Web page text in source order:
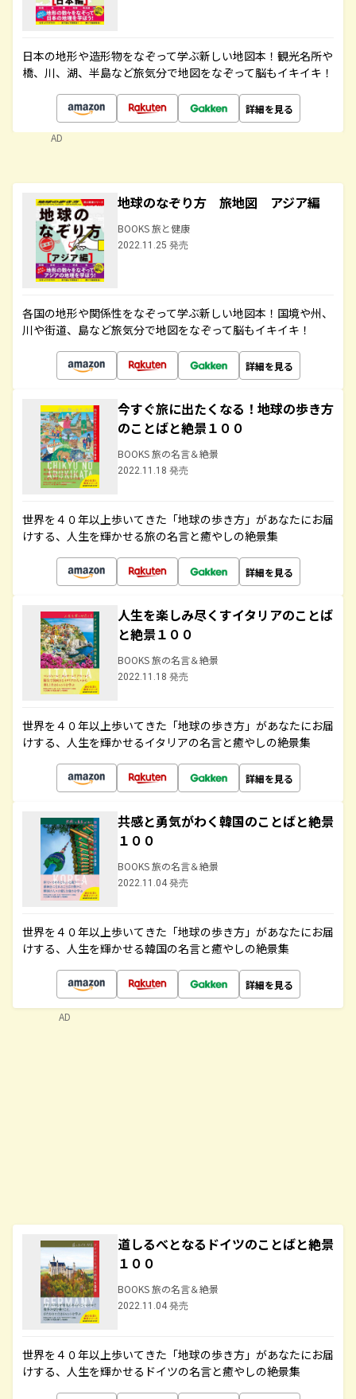
日本の地形や造形物をなぞって学ぶ新しい地図本！観光名所や
橋、川、湖、半島など旅気分で地図をなぞって脳もイキイキ！
詳細を見る
AD
地球のなぞり方 旅地図 アジア編
BOOKS 旅と健康
2022.11.25 発売
各国の地形や関係性をなぞって学ぶ新しい地図本！国境や州、
川や街道、島など旅気分で地図をなぞって脳もイキイキ！
詳細を見る
今すぐ旅に出たくなる！地球の歩き方
のことばと絶景１００
BOOKS 旅の名言＆絶景
2022.11.18 発売
世界を４０年以上歩いてきた「地球の歩き方」があなたにお届
けする、人生を輝かせる旅の名言と癒やしの絶景集
詳細を見る
人生を楽しみ尽くすイタリアのことば
と絶景１００
BOOKS 旅の名言＆絶景
2022.11.18 発売
世界を４０年以上歩いてきた「地球の歩き方」があなたにお届
けする、人生を輝かせるイタリアの名言と癒やしの絶景集
詳細を見る
共感と勇気がわく韓国のことばと絶景
１００
BOOKS 旅の名言＆絶景
2022.11.04 発売
世界を４０年以上歩いてきた「地球の歩き方」があなたにお届
けする、人生を輝かせる韓国の名言と癒やしの絶景集
詳細を見る
道しるべとなるドイツのことばと絶景
１００
BOOKS 旅の名言＆絶景
2022.11.04 発売
世界を４０年以上歩いてきた「地球の歩き方」があなたにお届
けする、人生を輝かせるドイツの名言と癒やしの絶景集
AD